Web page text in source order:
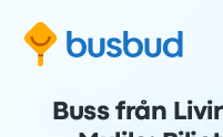
Buss från